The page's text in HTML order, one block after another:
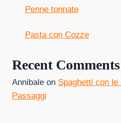
Penne tonnate
Pasta con Cozze
Recent Comments
Annibale on Spaghetti con
Passaggi